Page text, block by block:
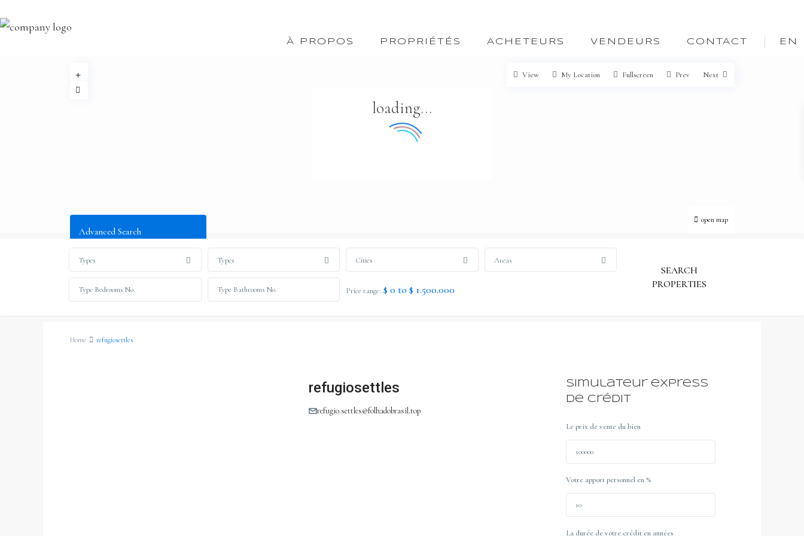
À PROPOS PROPRIÉTÉS ACHETEURS VENDEURS CONTACT EN
loading...
open map
View My Location Fullscreen Prev Next
Advanced Search
Types Types Cities Areas
Price range: $ 0 to $ 1.500.000
Home refugiosettles
refugiosettles
refugio.settles@folhadobrasil.top
Simulateur express
de crédit
Le prix de vente du bien
Votre apport personnel en %
La durée de votre crédit en années